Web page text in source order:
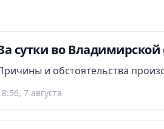
сутки во
и обстоятельства
7 августа